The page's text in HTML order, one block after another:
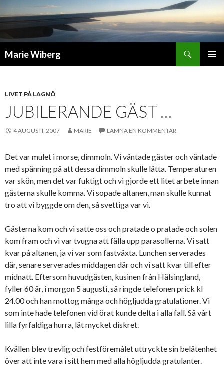
Marie Wiberg
LIVET PÅ LAGNÖ
JUBILERANDE GÄST …
4 AUGUSTI, 2007 MARIE LÄMNA EN KOMMENTAR
Det var mulet i morse, dimmoln. Vi väntade gäster och väntade
med spänning på att dessa dimmoln skulle lätta. Temperaturen
var skön, men det var fuktigt och vi gjorde ett litet arbete innan
gästerna skulle komma. Vi sopade altanen, man skulle kunnat
tro att vi byggde om den, så svettiga var vi.
Gästerna kom och vi satte oss och pratade o pratade och solen
kom fram och vi var tvugna att fälla upp parasollerna. Vi satt
kvar på altanen, ja vi var som fastväxta. Lunchen serverades
där, senare serverades middagen där och vi satt kvar till efter
midnatt. Eftersom huvudgästen, kusinen från Hälsingland,
fyller 60 år, i morgon 5 augusti, så ringde telefonen prick kl
24.00 och han mottog många och högljudda gratulationer. Vi
som inte hade telefonen vid örat kunde delta i alla fall. Så vårt
lilla fyrfaldiga hurra, lät mycket diskret.
Kvällen blev trevlig och festföremålet uttryckte sin belåtenhet
över att inte vara i sitt hem med alla högljudda gratulanter.